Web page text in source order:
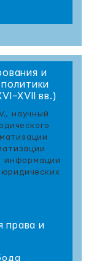
и
вв.)
научный
информации
права и